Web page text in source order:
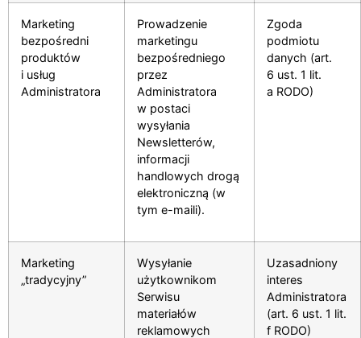
Marketing
bezpośredni
produktów
i usług
Administratora
Prowadzenie
marketingu
bezpośredniego
przez
Administratora
w postaci
wysyłania
Newsletterów,
informacji
handlowych drogą
elektroniczną (w
tym e-maili).
Zgoda
podmiotu
danych (art.
6 ust. 1 lit.
a RODO)
Marketing
„tradycyjny”
Wysyłanie
użytkownikom
Serwisu
materiałów
reklamowych
Uzasadniony
interes
Administratora
(art. 6 ust. 1 lit.
f RODO)